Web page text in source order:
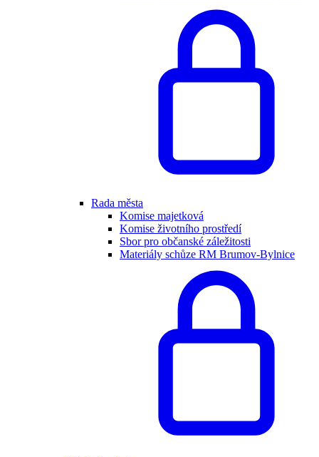
Rada města
Komise majetková
Komise životního prostředí
Sbor pro občanské záležitosti
Materiály schůze RM Brumov-Bylnice